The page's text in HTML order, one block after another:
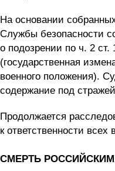
На основании
Службы безопасности
о подозрении по ч. 2 ст.
(государственная
военного положения).
содержание под
Продолжается
к ответственности
СМЕРТЬ